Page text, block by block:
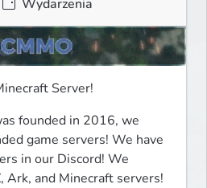
Wydarzenia
Server!
founded in 2016, we
game servers! We have
in our Discord! We
Ark, and Minecraft servers!